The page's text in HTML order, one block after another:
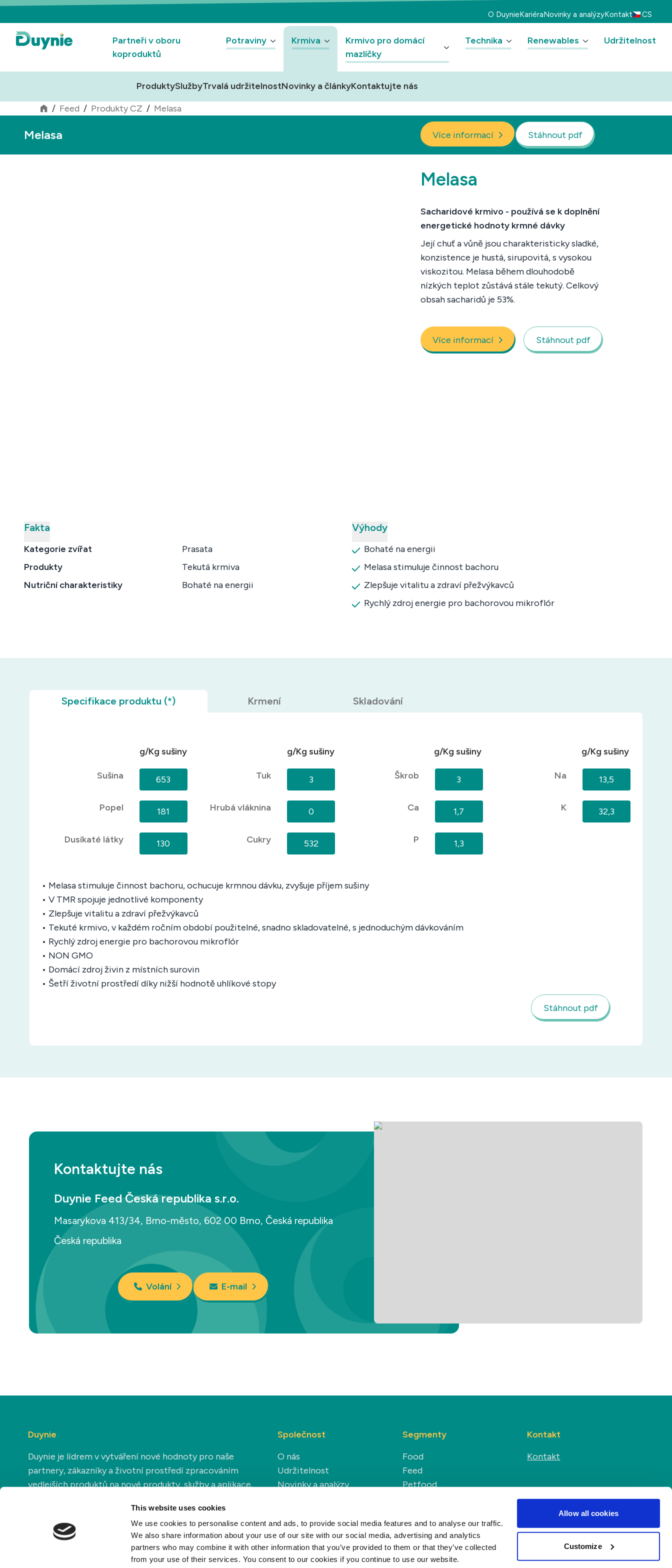
This website uses cookies
We use cookies to personalise content and ads, to provide social media features and to analyse our traffic.
We also share information about your use of our site with our social media, advertising and analytics
partners who may combine it with other information that you’ve provided to them or that they’ve collected
from your use of their services. You consent to our cookies if you continue to use our website.
Allow all cookies
Customize
O DuynieKariéraNovinky a analýzyKontakt CS
Partneři v oboru
koproduktů
Potraviny Krmiva
Krmivo pro domácí
mazlíčky
Technika Renewables Udržitelnost
ProduktySlužbyTrvalá udržitelnostNovinky a článkyKontaktujte nás
/ Feed / Produkty CZ / Melasa
Melasa Více informací Stáhnout pdf
Melasa
Sacharidové krmivo - používá se k doplnění
energetické hodnoty krmné dávky
Její chuť a vůně jsou charakteristicky sladké,
konzistence je hustá, sirupovitá, s vysokou
viskozitou. Melasa během dlouhodobě
nízkých teplot zůstává stále tekutý. Celkový
obsah sacharidů je 53%.
Více informací Stáhnout pdf
Fakta
Kategorie zvířat
Prasata
Produkty
Tekutá krmiva
Nutriční charakteristiky
Bohaté na energii
Výhody
Bohaté na energii
Melasa stimuluje činnost bachoru
Zlepšuje vitalitu a zdraví přežvýkavců
Rychlý zdroj energie pro bachorovou mikroflór
Specifikace produktu (*) Krmení Skladování
g/Kg sušiny g/Kg sušiny g/Kg sušiny g/Kg sušiny
Sušina 653
Popel 181
Dusíkaté látky 130
Tuk 3
Hrubá vláknina 0
Cukry 532
Škrob 3
Ca 1,7
P 1,3
Na 13,5
K 32,3
• Melasa stimuluje činnost bachoru, ochucuje krmnou dávku, zvyšuje příjem sušiny
• V TMR spojuje jednotlivé komponenty
• Zlepšuje vitalitu a zdraví přežvýkavců
• Tekuté krmivo, v každém ročním období použitelné, snadno skladovatelné, s jednoduchým dávkováním
• Rychlý zdroj energie pro bachorovou mikroflór
• NON GMO
• Domácí zdroj živin z místních surovin
• Šetří životní prostředí díky nižší hodnotě uhlíkové stopy
Stáhnout pdf
Kontaktujte nás
Duynie Feed Česká republika s.r.o.
Masarykova 413/34, Brno-město, 602 00 Brno, Česká republika
Česká republika
Volání E-mail
Duynie
Duynie je lídrem v vytváření nové hodnoty pro naše
partnery, zákazníky a životní prostředí zpracováním
vedlejších produktů na nové produkty, služby a aplikace.
Společnost
O nás
Udržitelnost
Novinky a analýzy
Segmenty
Food
Feed
Petfood
Kontakt
Kontakt